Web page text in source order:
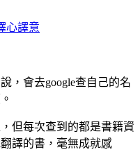
心譯意
，會去google查自己的名
但每次查到的都是書籍資
譯的書，毫無成就感